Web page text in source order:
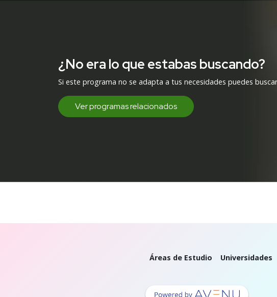
¿No era lo que estabas buscando?
Si este programa no se adapta a tus necesidades puedes
Ver programas relacionados
Áreas de Estudio Universidades